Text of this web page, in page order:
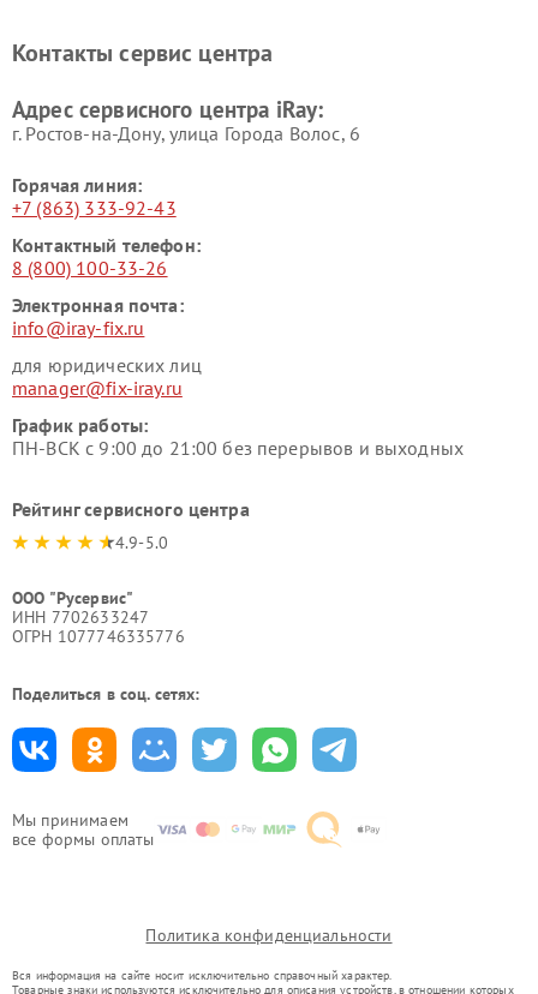
Мы принимаем
все формы оплаты
Контакты сервис центра
Адрес сервисного центра iRay:
г. Ростов-на-Дону, улица Города Волос, 6
Горячая линия:
+7 (863) 333-92-43
Контактный телефон:
8 (800) 100-33-26
Электронная почта:
info@iray-fix.ru
для юридических лиц
manager@fix-iray.ru
График работы:
ПН-ВСК с 9:00 до 21:00 без перерывов и выходных
Рейтинг сервисного центра
4.9-5.0
ООО "Русервис"
ИНН 7702633247
ОГРН 1077746335776
Поделиться в соц. сетях:
Политика конфиденциальности
Вся информация на сайте носит исключительно справочный характер.
Товарные знаки используются исключительно для описания устройств, в отношении которых